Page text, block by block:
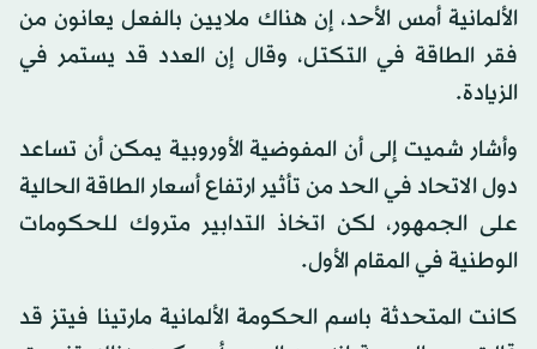
الألمانية أمس الأحد، إن هناك ملايين بالفعل يعانون من
فقر الطاقة في التكتل، وقال إن العدد قد يستمر في
الزيادة.
وأشار شميت إلى أن المفوضية الأوروبية يمكن أن تساعد
دول الاتحاد في الحد من تأثير ارتفاع أسعار الطاقة الحالية
على الجمهور، لكن اتخاذ التدابير متروك للحكومات
الوطنية في المقام الأول.
كانت المتحدثة باسم الحكومة الألمانية مارتينا فيتز قد